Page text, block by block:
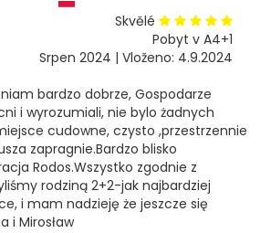
Skvělé
Pobyt v A4+1
Srpen 2024 | Vloženo: 4.9.2024
bardzo dobrze, Gospodarze
i wyrozumiali, nie bylo żadnych
cudowne, czysto ,przestrzennie
zapragnie.Bardzo blisko
Rodos.Wszystko zgodnie z
rodziną 2+2-jak najbardziej
i mam nadzieję że jeszcze się
i Mirosław